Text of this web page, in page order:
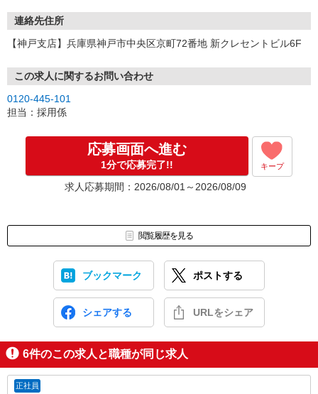
連絡先住所
【神戸支店】兵庫県神戸市中央区京町72番地 新クレセントビル6F
この求人に関するお問い合わせ
0120-445-101
担当：採用係
応募画面へ進む
1分で応募完了!! キープ
求人応募期間：2026/08/01～2026/08/09
閲覧履歴を見る
ブックマーク ポストする
シェアする URLをシェア
6件のこの求人と職種が同じ求人
正社員